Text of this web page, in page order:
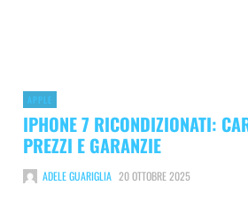
APPLE
IPHONE 7 RICONDIZIONATI:
PREZZI E GARANZIE
ADELE GUARIGLIA 20 OTTOBRE 2025